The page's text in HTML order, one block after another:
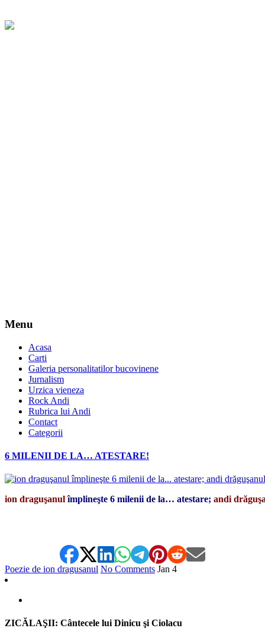
Menu
Acasa
Carti
Galeria personalitatilor bucovinene
Jurnalism
Urzica vieneza
Rock Andi
Rubrica lui Andi
Contact
Categorii
6 MILENII DE LA… ATESTARE!
ion draguşanulîmplineşte 6 milenii de la… atestare; andi
Poezie de ion dragusanul No Comments Jan 4
ZICĂLAŞII: Cântecele lui Dinicu şi Ciolacu